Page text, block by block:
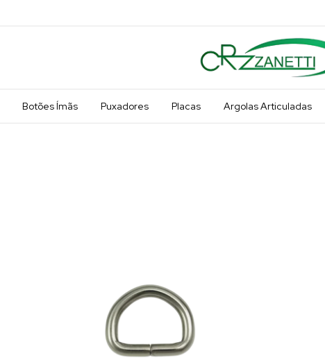
Botões Ímãs Puxadores Placas Argolas Articuladas